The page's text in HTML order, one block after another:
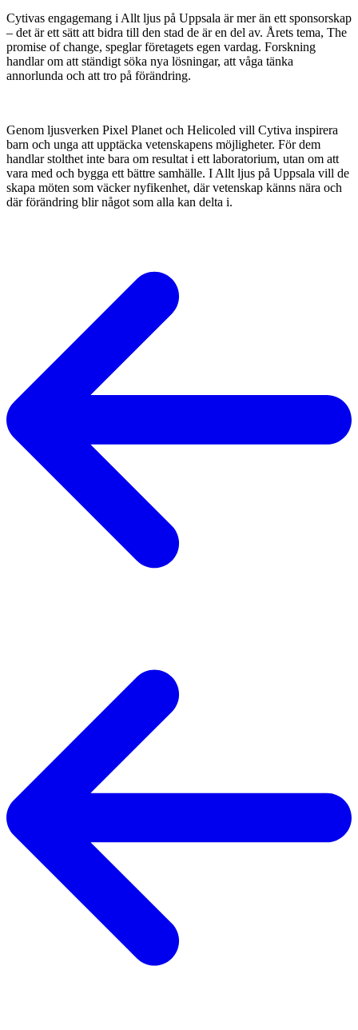
Cytivas engagemang i Allt ljus på Uppsala är mer än ett sponsorskap
– det är ett sätt att bidra till den stad de är en del av. Årets tema, The
promise of change, speglar företagets egen vardag. Forskning
handlar om att ständigt söka nya lösningar, att våga tänka
annorlunda och att tro på förändring.
Genom ljusverken Pixel Planet och Helicoled vill Cytiva inspirera
barn och unga att upptäcka vetenskapens möjligheter. För dem
handlar stolthet inte bara om resultat i ett laboratorium, utan om att
vara med och bygga ett bättre samhälle. I Allt ljus på Uppsala vill de
skapa möten som väcker nyfikenhet, där vetenskap känns nära och
där förändring blir något som alla kan delta i.